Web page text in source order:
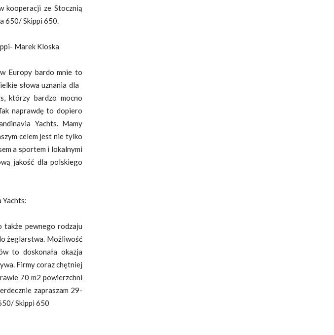
kooperacji ze Stocznią
650/ Skippi 650.
Marek Kloska
Europy bardo mnie to
słowa uznania dla
którzy bardzo mocno
naprawdę to dopiero
Yachts. Mamy
celem jest nie tylko
a sportem i lokalnymi
jakość dla polskiego
Yachts:
także pewnego rodzaju
żeglarstwa. Możliwość
to doskonała okazja
Firmy coraz chętniej
70 m2 powierzchni
zapraszam 29-
Skippi 650